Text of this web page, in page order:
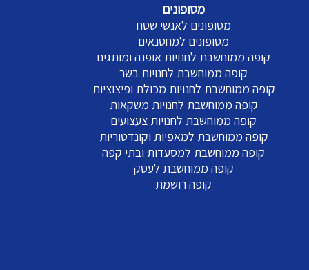
מסופונים
מסופונים לאנשי שטח
מסופונים למחסנאים
קופה ממוחשבת לחנויות אופנה ומותגים
קופה ממוחשבת לחנויות בשר
קופה ממוחשבת לחנויות מכולת ופיצוציות
קופה ממוחשבת לחנויות משקאות
קופה ממוחשבת לחנויות צעצועים
קופה ממוחשבת למאפיות וקונדטוריות
קופה ממוחשבת למסעדות ובתי קפה
קופה ממוחשבת לעסק
קופה רושמת